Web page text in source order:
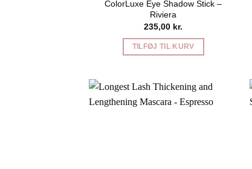
ColorLuxe Eye Shadow Stick –
Riviera
235,00 kr.
TILFØJ TIL KURV